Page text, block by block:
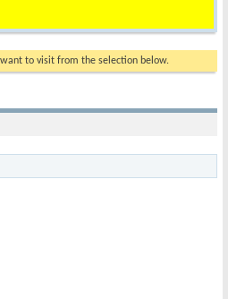
to visit from the selection below.